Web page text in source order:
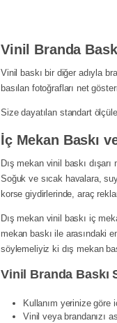
Vinil Branda
Vinil baskı bir diğer adıyla
basılan fotoğrafları net
Size dayatılan standart
İç Mekan Baskı
Dış mekan vinil baskı
Soğuk ve sıcak havalara,
korse giydirlerinde, araç
Dış mekan vinil baskı iç
mekan baskı ile arasındaki
söylemeliyiz ki dış mekan
Vinil Branda Baskı
Kullanım yerinize göre
Vinil veya brandanızı